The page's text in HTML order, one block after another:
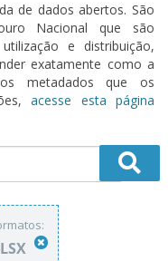
de dados abertos. São
Nacional que são
e distribuição,
exatamente como a
metadados que os
acesse esta página